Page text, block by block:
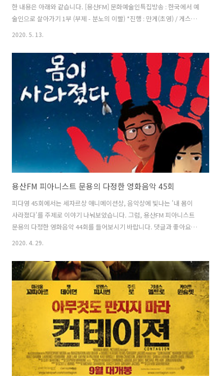
한 내용은 아래와 같습니다. [용산FM] 문화예술인특집방송 : 한국에서 예
술인으로 살아가기 1부 (부제 - 분노의 이빨) *진행 : 만게(초영) / 게스트
: 문용, 윤지, 언희, 오성 / 기술 : 혜원 / 편집 : 윤지 ⠀ 용산FM, 2020 문화
가는 이야기 들어봅니다 2부는 내일 공개~ 뚜루루~~ 방송듣기 :
http://www.podbbang.com/ch/7604?e=23527886
2020. 5. 13.
용산FM 피아니스트 문용의 다정한 영화음악 45회
피다영 45회에서는 세자르상 애니메이션상, 음악상에 빛나는 '내 몸이
사라졌다'를 주제로 이야기 나눠보았습니다. 그럼, 용산FM 피아니스트
문용의 다정한 영화음악 44회를 들어보시기 바랍니다. 댓글과 좋아요는
커다란 힘이 됩니다 :) www.podty.me/episode/14231848 피아니스
트 문용의 다정한 영화음악 45회 - 내 몸이 사라졌다 [용산FM] * 진행: 문
용 / 게스트: 만게TAra / 기술: 문용 ◈영화 : 내 몸이 사라졌다 ( I Lost
My Body, 2019) - ◇ 한줄거리 : 내 손이 나를 찾아� www.podty.me
http://www.podbbang.com/ch/7604?e=23495602 20..
2020. 4. 29.